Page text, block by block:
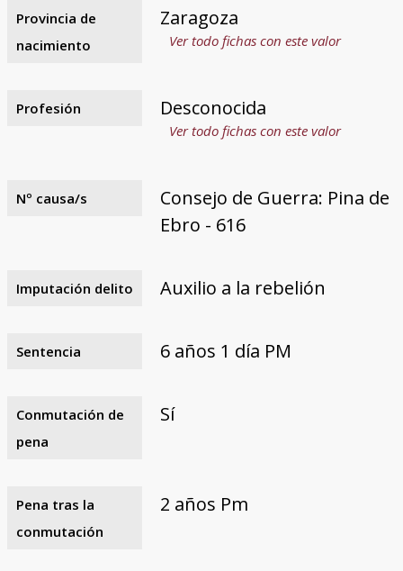
Provincia de
nacimiento
Zaragoza
Ver todo fichas con este valor
Profesión Desconocida
Ver todo fichas con este valor
Nº causa/s
Consejo de Guerra: Pina de
Ebro - 616
Imputación delito Auxilio a la rebelión
Sentencia 6 años 1 día PM
Conmutación de
pena
Sí
Pena tras la
conmutación
2 años Pm